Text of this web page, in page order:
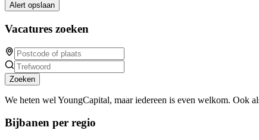
Alert opslaan
Vacatures zoeken
Zoeken
We heten wel YoungCapital, maar iedereen is even welkom. Ook
Bijbanen per regio